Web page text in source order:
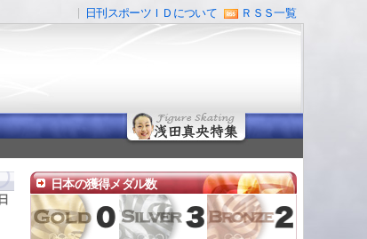
日刊スポーツＩＤについて ＲＳＳ一覧
日本の獲得メダル数